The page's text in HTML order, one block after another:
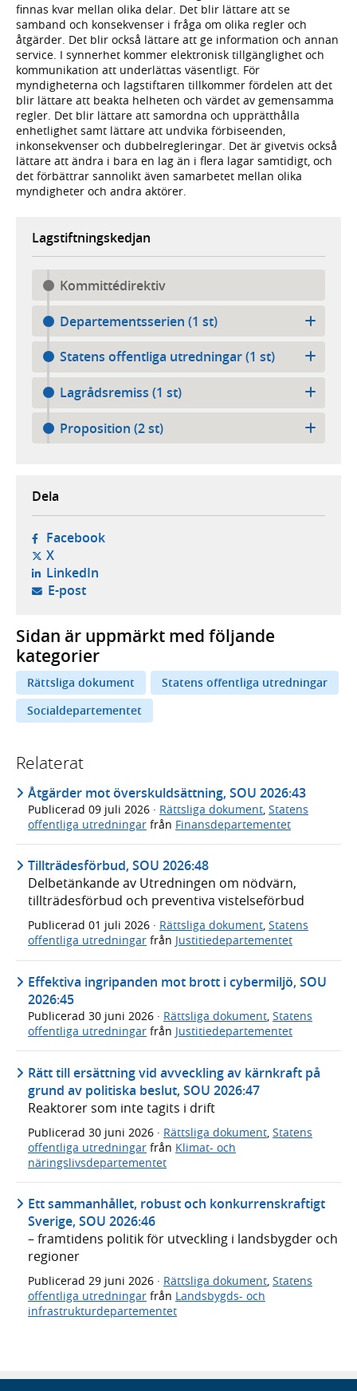
finnas kvar mellan olika delar. Det blir lättare att se
samband och konsekvenser i fråga om olika regler och
åtgärder. Det blir också lättare att ge information och annan
service. I synnerhet kommer elektronisk tillgänglighet och
kommunikation att underlättas väsentligt. För
myndigheterna och lagstiftaren tillkommer fördelen att det
blir lättare att beakta helheten och värdet av gemensamma
regler. Det blir lättare att samordna och upprätthålla
enhetlighet samt lättare att undvika förbiseenden,
inkonsekvenser och dubbelregleringar. Det är givetvis också
lättare att ändra i bara en lag än i flera lagar samtidigt, och
det förbättrar sannolikt även samarbetet mellan olika
myndigheter och andra aktörer.
Lagstiftningskedjan
Kommittédirektiv
Departementsserien (1 st)
Statens offentliga utredningar (1 st)
Lagrådsremiss (1 st)
Proposition (2 st)
Dela
Facebook- öppnas i ny flik, extern webbplats,
X- öppnas i ny flik, extern webbplats,
LinkedIn- öppnas i ny flik, extern webbplats,
E-post- öppnar din e-postklient,
Sidan är uppmärkt med följande
kategorier
Rättsliga dokument
Statens offentliga utredningar
Socialdepartementet
Relaterat
Åtgärder mot överskuldsättning, SOU 2026:43
Publicerad 09 juli 2026 · Rättsliga dokument Statens
offentliga utredningar från Finansdepartementet
Tillträdesförbud, SOU 2026:48
Delbetänkande av Utredningen om nödvärn,
tillträdesförbud och preventiva vistelseförbud
Publicerad 01 juli 2026 · Rättsliga dokument, Statens
offentliga utredningar från Justitiedepartementet
Effektiva ingripanden mot brott i cybermiljö, SOU
2026:45
Publicerad 30 juni 2026 · Rättsliga dokument, Statens
offentliga utredningar från Justitiedepartementet
Rätt till ersättning vid avveckling av kärnkraft på
grund av politiska beslut, SOU 2026:47
Reaktorer som inte tagits i drift
Publicerad 30 juni 2026 · Rättsliga dokument Statens
offentliga utredningar från Klimat- och
näringslivsdepartementet
Ett sammanhållet, robust och konkurrenskraftigt
Sverige, SOU 2026:46
– framtidens politik för utveckling i landsbygder och
regioner
Publicerad 29 juni 2026 · Rättsliga dokument, Statens
offentliga utredningar från Landsbygds- och
infrastrukturdepartementet